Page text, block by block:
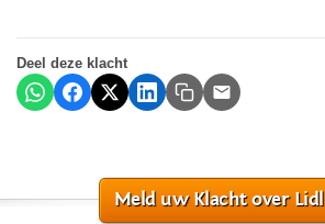
Deel deze klacht
Meld uw Klacht over Lidl